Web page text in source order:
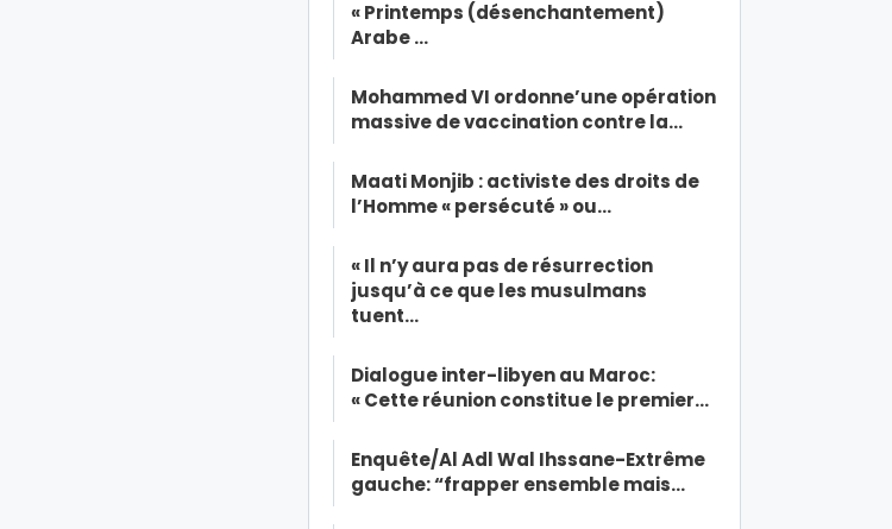
« Printemps (désenchantement)
Arabe …
Mohammed VI ordonne’une opération
massive de vaccination contre la…
Maati Monjib : activiste des droits de
l’Homme « persécuté » ou…
« Il n’y aura pas de résurrection
jusqu’à ce que les musulmans
tuent…
Dialogue inter-libyen au Maroc:
« Cette réunion constitue le premier…
Enquête/Al Adl Wal Ihssane-Extrême
gauche: “frapper ensemble mais…